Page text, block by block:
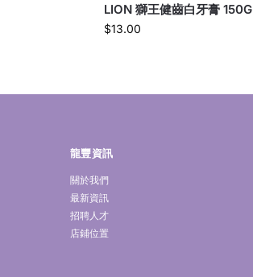
LION 獅王健齒白牙膏 150G
$13.00
龍豐資訊
關於我們
最新資訊
招聘人才
店鋪位置